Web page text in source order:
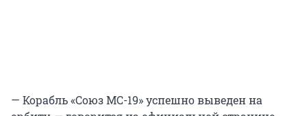
— Корабль «Союз МС-19» успешно выведен на